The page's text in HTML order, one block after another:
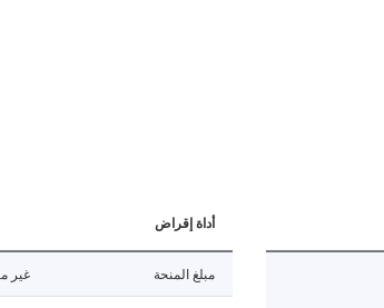
أداة إقراض
مبلغ المنحة غير